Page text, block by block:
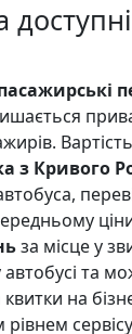
Вартість
з Кривого
за місце у
та
квитки на
сервісу